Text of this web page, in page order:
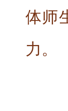
体师
力。